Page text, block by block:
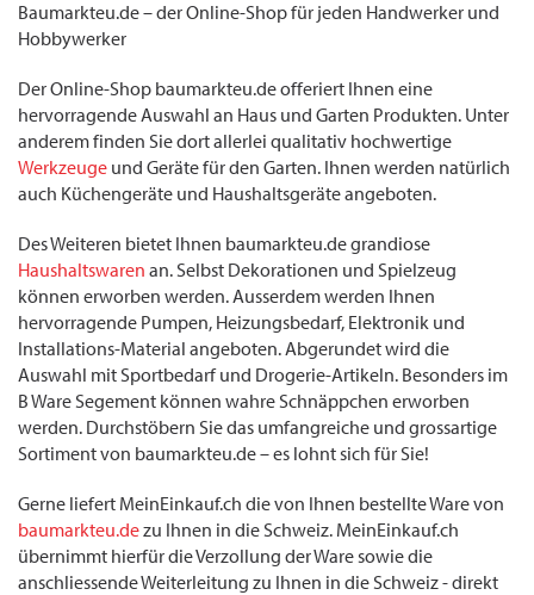
Baumarkteu.de – der Online-Shop für jeden Handwerker und
Hobbywerker
Der Online-Shop baumarkteu.de offeriert Ihnen eine
hervorragende Auswahl an Haus und Garten Produkten. Unter
anderem finden Sie dort allerlei qualitativ hochwertige
Werkzeuge und Geräte für den Garten. Ihnen werden natürlich
auch Küchengeräte und Haushaltsgeräte angeboten.
Des Weiteren bietet Ihnen baumarkteu.de grandiose
Haushaltswaren an. Selbst Dekorationen und Spielzeug
können erworben werden. Ausserdem werden Ihnen
hervorragende Pumpen, Heizungsbedarf, Elektronik und
Installations-Material angeboten. Abgerundet wird die
Auswahl mit Sportbedarf und Drogerie-Artikeln. Besonders im
B Ware Segement können wahre Schnäppchen erworben
werden. Durchstöbern Sie das umfangreiche und grossartige
Sortiment von baumarkteu.de – es lohnt sich für Sie!
Gerne liefert MeinEinkauf.ch die von Ihnen bestellte Ware von
baumarkteu.dezu Ihnen in die Schweiz. MeinEinkauf.ch
übernimmt hierfür die Verzollung der Ware sowie die
anschliessende Weiterleitung zu Ihnen in die Schweiz - direkt